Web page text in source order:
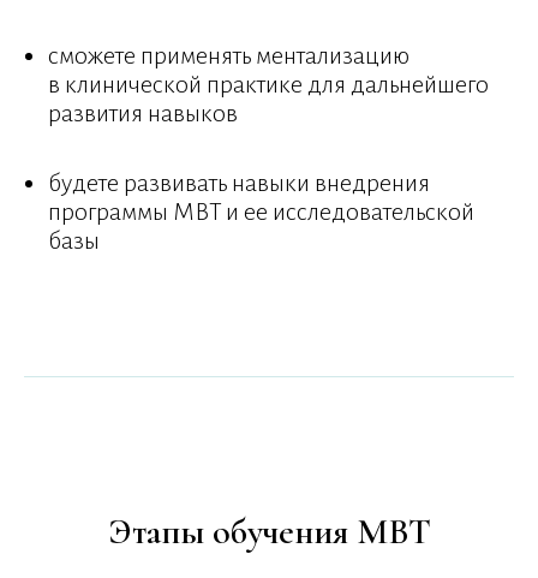
сможете применять ментализацию
в клинической практике для дальнейшего
развития навыков
будете развивать навыки внедрения
программы МВТ и ее исследовательской
базы
Этапы обучения MBT